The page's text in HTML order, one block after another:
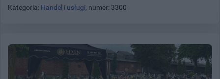
Kategoria: Handel i usługi, numer: 3300